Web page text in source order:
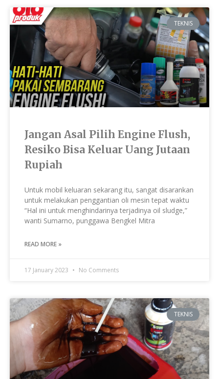
TEKNIS
Jangan Asal Pilih Engine Flush,
Resiko Bisa Keluar Uang Jutaan
Rupiah
Untuk mobil keluaran sekarang itu, sangat disarankan
untuk melakukan penggantian oli mesin tepat waktu
“Hal ini untuk menghindarinya terjadinya oil sludge,”
wanti Sumarno, punggawa Bengkel Mitra
READ MORE »
17 January 2023 No Comments
TEKNIS